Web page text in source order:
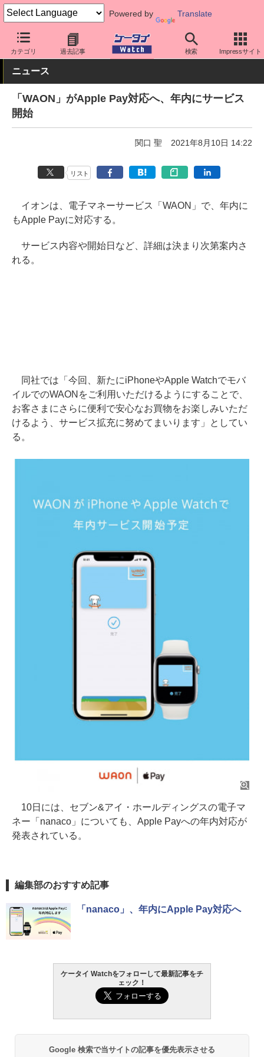
Powered by Translate
カテゴリ 過去記事 検索 Impressサイト
ケータイ Watch OS iPhone (iOS) アプリ・サービス
ニュース
「WAON」がApple Pay対応へ、年内にサービス
開始
関口 聖 2021年8月10日 14:22
リスト
イオンは、電子マネーサービス「WAON」で、年内に
もApple Payに対応する。
サービス内容や開始日など、詳細は決まり次第案内さ
れる。
同社では「今回、新たにiPhoneやApple Watchでモバ
イルでのWAONをご利用いただけるようにすることで、
お客さまにさらに便利で安心なお買物をお楽しみいただ
けるよう、サービス拡充に努めてまいります」としてい
る。
10日には、セブン&アイ・ホールディングスの電子マ
ネー「nanaco」についても、Apple Payへの年内対応が
発表されている。
編集部のおすすめ記事
「nanaco」、年内にApple Pay対応へ
ケータイ Watchをフォローして最新記事をチ
ェック！
Google 検索で当サイトの記事を優先表示させる